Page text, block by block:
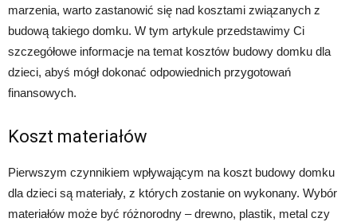
marzenia, warto zastanowić się nad kosztami związanych z
budową takiego domku. W tym artykule przedstawimy Ci
szczegółowe informacje na temat kosztów budowy domku dla
dzieci, abyś mógł dokonać odpowiednich przygotowań
finansowych.
Koszt materiałów
Pierwszym czynnikiem wpływającym na koszt budowy domku
dla dzieci są materiały, z których zostanie on wykonany. Wybór
materiałów może być różnorodny – drewno, plastik, metal czy